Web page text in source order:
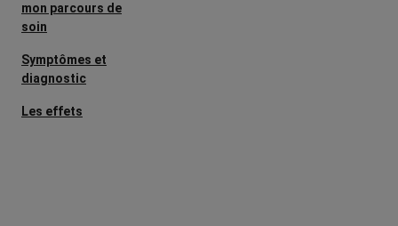
mon parcours de
soin
Symptômes et
diagnostic
Les effets